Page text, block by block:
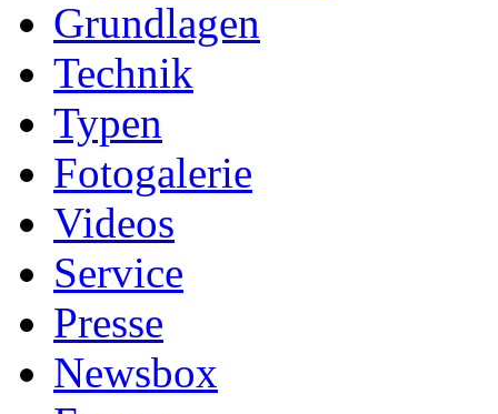
Grundlagen
Technik
Typen
Fotogalerie
Videos
Service
Presse
Newsbox